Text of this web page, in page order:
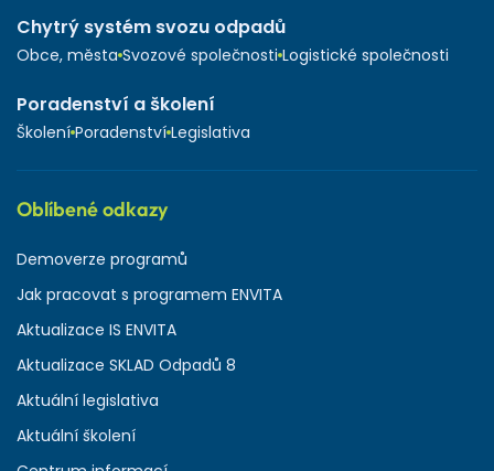
Chytrý systém svozu odpadů
Obce, města Svozové společnosti Logistické společnosti
Poradenství a školení
Školení Poradenství Legislativa
Oblíbené odkazy
Demoverze programů
Jak pracovat s programem ENVITA
Aktualizace IS ENVITA
Aktualizace SKLAD Odpadů 8
Aktuální legislativa
Aktuální školení